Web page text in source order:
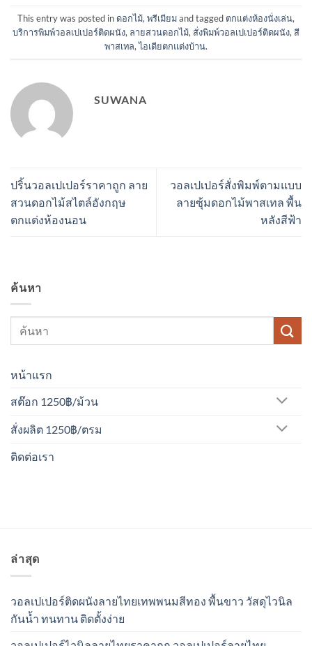
This entry was posted in ดอกไม้, พรีเมียมand tagged ตกแต่งห้องนั่งเล่น,
บริการพิมพ์วอลเปเปอร์ติดผนัง, ลายสวนดอกไม้, สั่งพิมพ์วอลเปเปอร์ติดผนัง, สี
พาสเทล,ไอเดียตกแต่งบ้าน.
SUWANA
ปริ้นวอลเปเปอร์ราคาถูก ลาย
สวนดอกไม้สไตล์อังกฤษ
ตกแต่งห้องนอน
วอลเปเปอร์สั่งพิมพ์ตามแบบ
ลายซุ้มดอกไม้พาสเทล พื้น
หลังสีฟ้า
ค้นหา
หน้าแรก
สต๊อก 1250฿/ม้วน
สั่งผลิต 1250฿/ตรม
ติดต่อเรา
ล่าสุด
วอลเปเปอร์ติดผนังลายไทยเทพพนมสีทอง พื้นขาว วัสดุไวนิล
กันน้ำ ทนทาน ติดตั้งง่าย